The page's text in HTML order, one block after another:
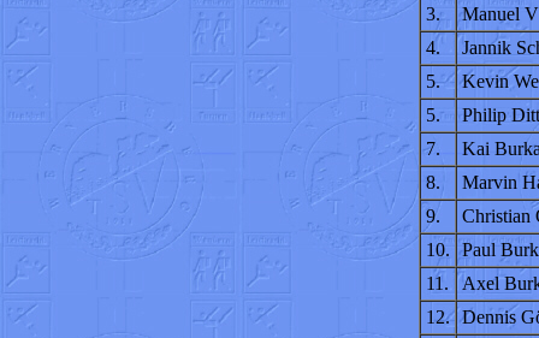
3.
Manuel
4.
Jannik
5.
Kevin
5.
Philip
7.
Kai
8.
Marvin
9.
Christian
10.
Paul
11.
Axel
12.
Dennis